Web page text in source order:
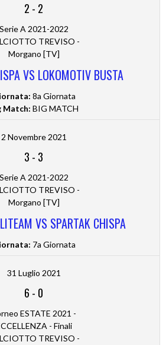
2 - 2
Serie A 2021-2022
TREVISO -
Morgano [TV]
VS LOKOMOTIV BUSTA
8a Giornata
Match: BIG MATCH
2 Novembre 2021
3 - 3
Serie A 2021-2022
TREVISO -
Morgano [TV]
VS SPARTAK CHISPA
7a Giornata
31 Luglio 2021
6 - 0
ESTATE 2021 -
- Finali
TREVISO -